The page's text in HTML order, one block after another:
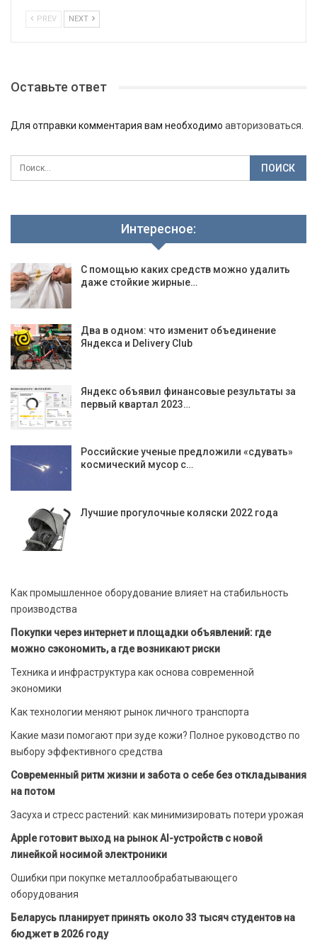
PREV NEXT
Оставьте ответ
Для отправки комментария вам необходимо авторизоваться.
Интересное:
С помощью каких средств можно удалить
даже стойкие жирные…
Два в одном: что изменит объединение
Яндекса и Delivery Club
Яндекс объявил финансовые результаты за
первый квартал 2023…
Российские ученые предложили «сдувать»
космический мусор с…
Лучшие прогулочные коляски 2022 года
Как промышленное оборудование влияет на стабильность
производства
Покупки через интернет и площадки объявлений: где
можно сэкономить, а где возникают риски
Техника и инфраструктура как основа современной
экономики
Как технологии меняют рынок личного транспорта
Какие мази помогают при зуде кожи? Полное руководство по
выбору эффективного средства
Современный ритм жизни и забота о себе без откладывания
на потом
Засуха и стресс растений: как минимизировать потери урожая
Apple готовит выход на рынок AI-устройств с новой
линейкой носимой электроники
Ошибки при покупке металлообрабатывающего
оборудования
Беларусь планирует принять около 33 тысяч студентов на
бюджет в 2026 году